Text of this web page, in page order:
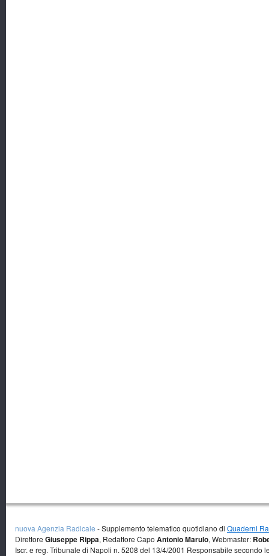
nuova Agenzia Radicale - Supplemento telematico quotidiano di Quaderni
Direttore Giuseppe Rippa, Redattore Capo Antonio Marulo, Webmaster:
Iscr. e reg. Tribunale di Napoli n. 5208 del 13/4/2001 Responsabile secondo